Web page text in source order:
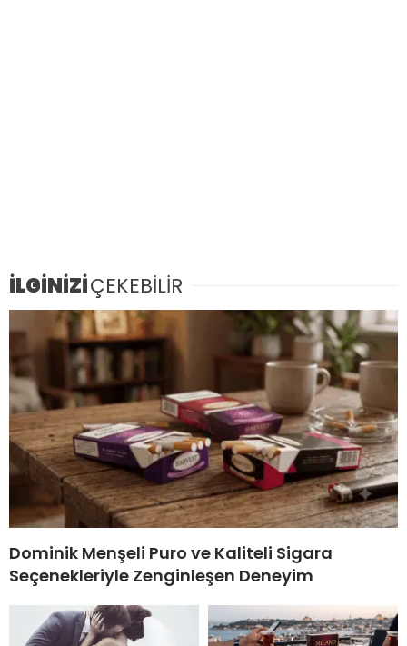
İLGİNİZİÇEKEBİLİR
Dominik Menşeli Puro ve Kaliteli Sigara
Seçenekleriyle Zenginleşen Deneyim